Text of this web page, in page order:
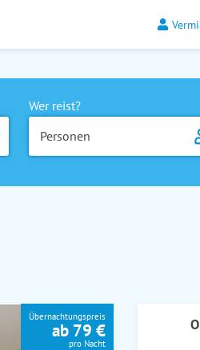
Wer reist?
Personen
Übernachtungspreis
ab 79 €
pro Nacht